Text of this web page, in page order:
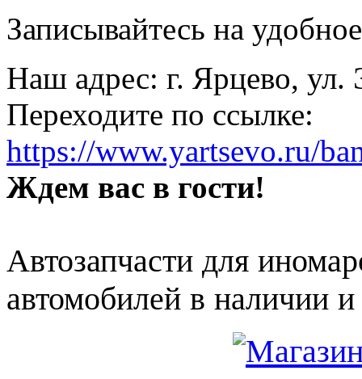
Записывайтесь на
Наш адрес: г. Ярцево, ул.
Переходите по ссылке:
https://www.yartsevo.ru/
Ждем вас в гости!
Автозапчасти для
автомобилей в наличии и